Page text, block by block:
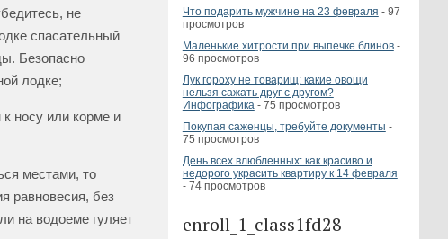
Что подарить мужчине на 23 февраля - 97
просмотров
Маленькие хитрости при выпечке блинов-
96 просмотров
Лук гороху не товарищ: какие овощи
нельзя сажать друг с другом?
Инфографика- 75 просмотров
Покупая саженцы, требуйте документы -
75 просмотров
День всех влюбленных: как красиво и
недорого украсить квартиру к 14 февраля
- 74 просмотров
enroll_1_class1fd28
не
спасательный
Безопасно
лодке;
носу или корме и
местами, то
равновесия, без
на водоеме гуляет